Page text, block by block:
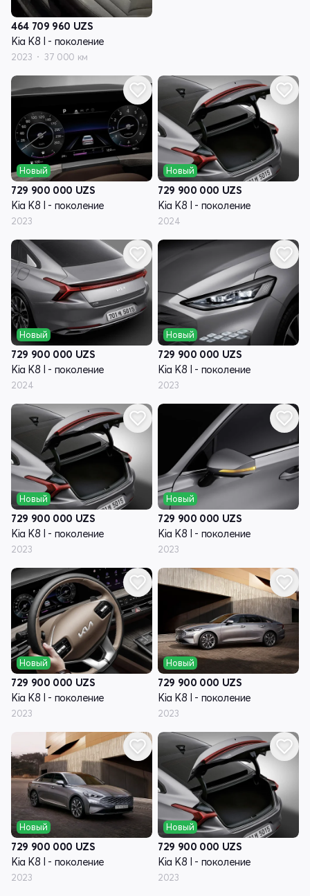
464 709 960 UZS
Kia K8 I - поколение
2023 37 000 км
Новый
729 900 000 UZS
Kia K8 I - поколение
2023
Новый
729 900 000 UZS
Kia K8 I - поколение
2024
Новый
729 900 000 UZS
Kia K8 I - поколение
2024
Новый
729 900 000 UZS
Kia K8 I - поколение
2023
Новый
729 900 000 UZS
Kia K8 I - поколение
2023
Новый
729 900 000 UZS
Kia K8 I - поколение
2023
Новый
729 900 000 UZS
Kia K8 I - поколение
2023
Новый
729 900 000 UZS
Kia K8 I - поколение
2023
Новый
729 900 000 UZS
Kia K8 I - поколение
2023
Новый
729 900 000 UZS
Kia K8 I - поколение
2023